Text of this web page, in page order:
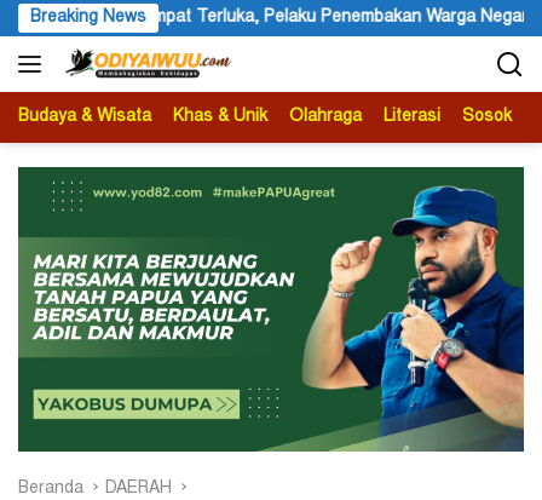
Langsung
ke
konten
Breaking News
Terluka, Pelaku Penembakan Warga Negara Asing Dilarikan
Budaya & Wisata Khas & Unik Olahraga Literasi Sosok
Beranda DAERAH